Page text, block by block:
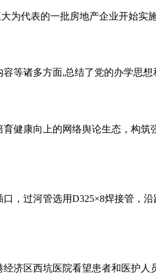
为代表的一批房地产企业开始实
等诸多方面,总结了党的办学思
健康向上的网络舆论生态，构筑
，过河管选用D325×8焊接管，
济区西坑医院看望患者和医护